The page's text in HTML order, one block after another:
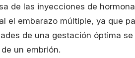
de las inyecciones de
el embarazo múltiple, ya que
de una gestación óptima se
un embrión.